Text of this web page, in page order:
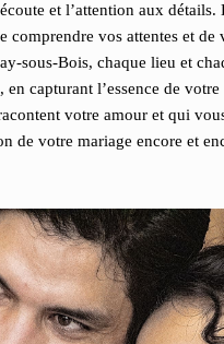
et l’attention aux
comprendre vos attentes et
sous-Bois, chaque lieu et
capturant l’essence de
votre amour et qui
de votre mariage encore et